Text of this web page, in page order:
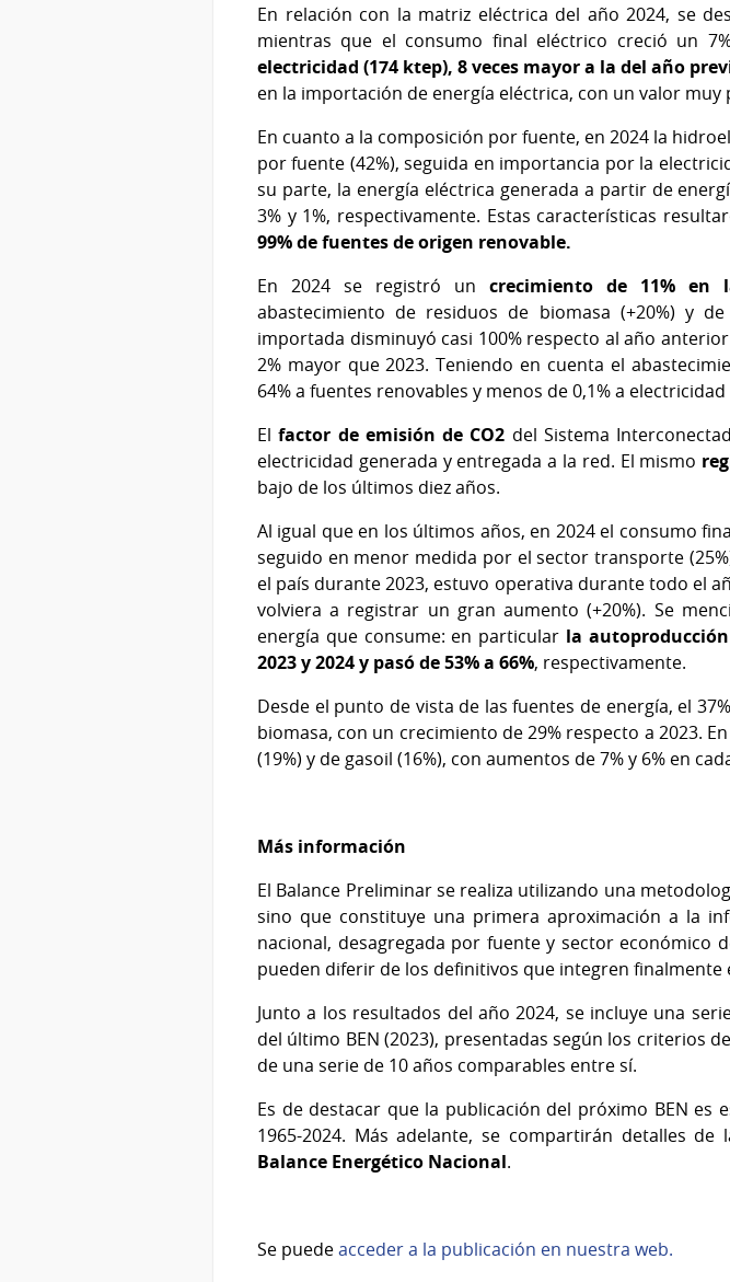
En relación con la matriz eléctrica del año 2024, se
mientras que el consumo final eléctrico creció un
electricidad (174 ktep), 8 veces mayor a la del año
en la importación de energía eléctrica, con un valor muy
En cuanto a la composición por fuente, en 2024 la
por fuente (42%), seguida en importancia por la
su parte, la energía eléctrica generada a partir de
3% y 1%, respectivamente. Estas características
99% de fuentes de origen renovable.
En 2024 se registró un crecimiento de 11% en
abastecimiento de residuos de biomasa (+20%) y
importada disminuyó casi 100% respecto al año
2% mayor que 2023. Teniendo en cuenta el
64% a fuentes renovables y menos de 0,1% a
Elfactor de emisión de CO2 del Sistema
electricidad generada y entregada a la red. El mismo
bajo de los últimos diez años.
Al igual que en los últimos años, en 2024 el consumo
seguido en menor medida por el sector transporte
el país durante 2023, estuvo operativa durante todo el
volviera a registrar un gran aumento (+20%). Se
energía que consume: en particular la
2023 y 2024 y pasó de 53% a 66%, respectivamente.
Desde el punto de vista de las fuentes de energía, el
biomasa, con un crecimiento de 29% respecto a 2023.
(19%) y de gasoil (16%), con aumentos de 7% y 6% en
Más información
El Balance Preliminar se realiza utilizando una
sino que constituye una primera aproximación a la
nacional, desagregada por fuente y sector económico
pueden diferir de los definitivos que integren finalmente
Junto a los resultados del año 2024, se incluye una
del último BEN (2023), presentadas según los criterios
de una serie de 10 años comparables entre sí.
Es de destacar que la publicación del próximo BEN es
1965-2024. Más adelante, se compartirán detalles
Balance Energético Nacional.
Se puedeacceder a la publicación en nuestra web.